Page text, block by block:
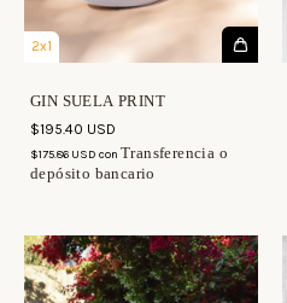
2x1
GIN SUELA PRINT
$195.40 USD
$175.86 USD con Transferencia o
depósito bancario